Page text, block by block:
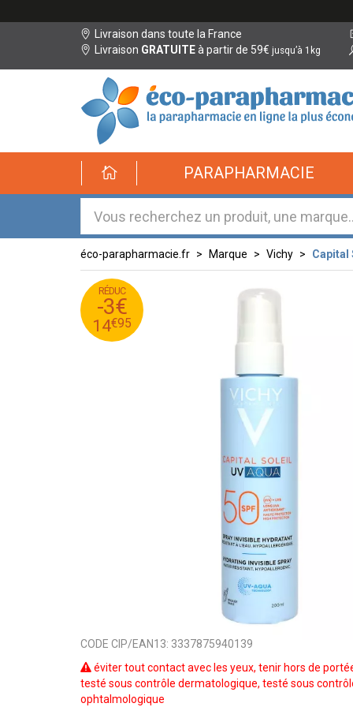
Livraison dans toute la France
Livraison GRATUITEà partir de 59€ jusqu’à 1kg
éco-
parapharmacie.fr
éco-
parapharmacie.fr
PARAPHARMACIE
éco-parapharmacie.fr Marque Vichy Capital
RÉDUC
-3€
14€95
17
€
95
14
€
95
CODE CIP/EAN13: 3337875940139
éviter tout contact avec les yeux, tenir hors de
testé sous contrôle dermatologique, testé sous
ophtalmologique